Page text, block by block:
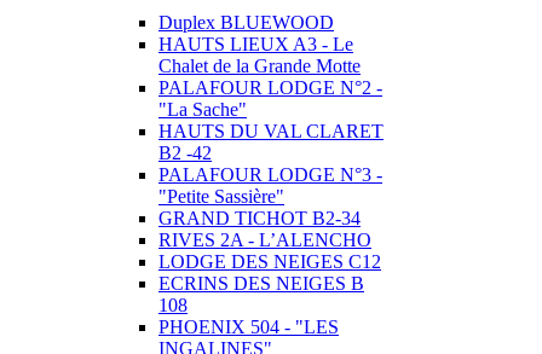
Duplex BLUEWOOD
HAUTS LIEUX A3 - Le
Chalet de la Grande Motte
PALAFOUR LODGE N°2 -
"La Sache"
HAUTS DU VAL CLARET
B2 -42
PALAFOUR LODGE N°3 -
"Petite Sassière"
GRAND TICHOT B2-34
RIVES 2A - L’ALENCHO
LODGE DES NEIGES C12
ECRINS DES NEIGES B
108
PHOENIX 504 - "LES
INGALINES"